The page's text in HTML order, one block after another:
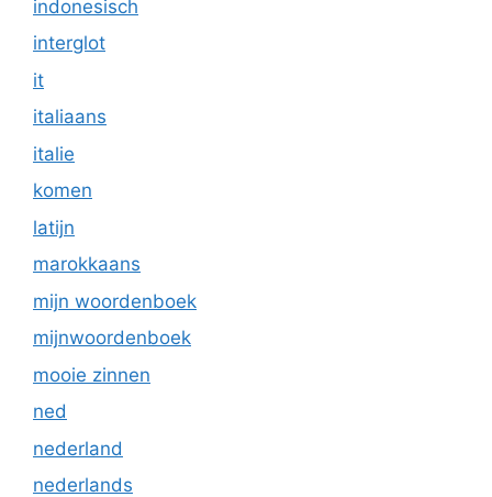
indonesisch
interglot
it
italiaans
italie
komen
latijn
marokkaans
mijn woordenboek
mijnwoordenboek
mooie zinnen
ned
nederland
nederlands